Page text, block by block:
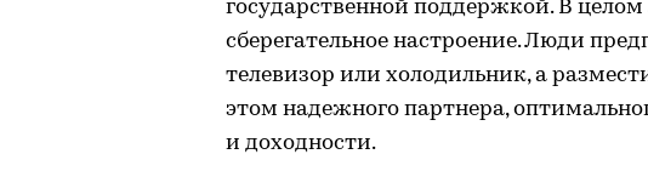
государственной поддержкой. В
сберегательное настроение. Люди
телевизор или холодильник, а
этом надежного партнера,
и доходности.